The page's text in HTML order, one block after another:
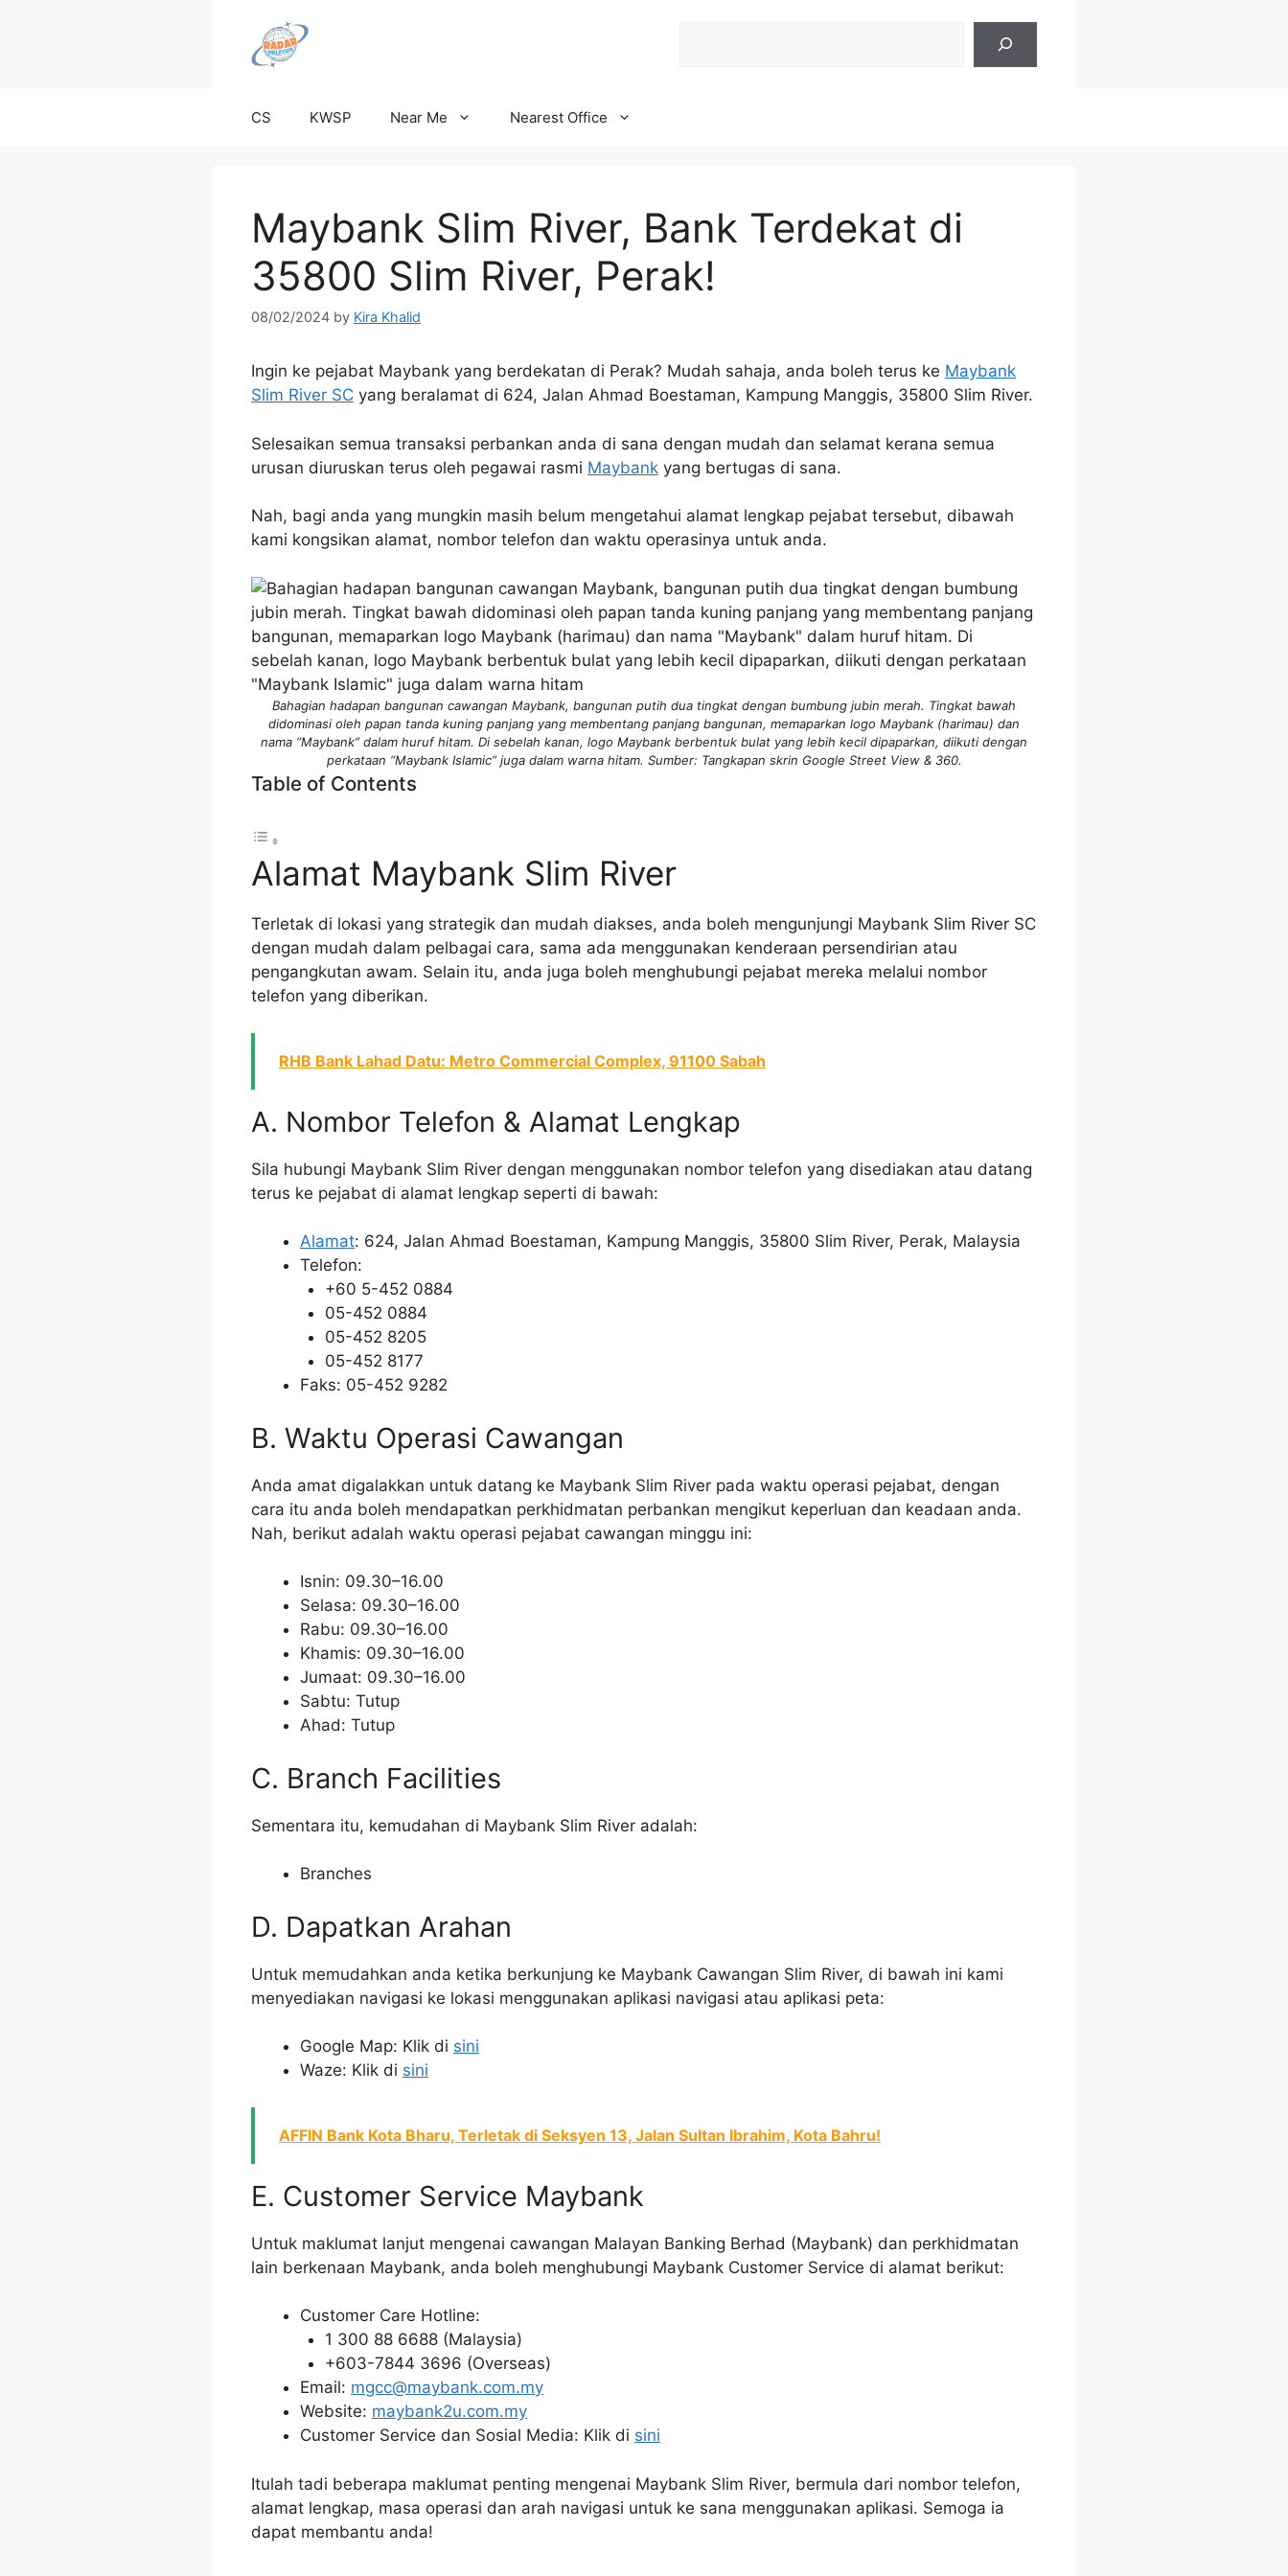
CS KWSP Near Me Nearest Office
Maybank Slim River, Bank Terdekat di
35800 Slim River, Perak!
08/02/2024 by Kira Khalid
Ingin ke pejabat Maybank yang berdekatan di Perak? Mudah sahaja, anda boleh terus ke Maybank
Slim River SC yang beralamat di 624, Jalan Ahmad Boestaman, Kampung Manggis, 35800 Slim River.
Selesaikan semua transaksi perbankan anda di sana dengan mudah dan selamat kerana semua
urusan diuruskan terus oleh pegawai rasmi Maybank yang bertugas di sana.
Nah, bagi anda yang mungkin masih belum mengetahui alamat lengkap pejabat tersebut, dibawah
kami kongsikan alamat, nombor telefon dan waktu operasinya untuk anda.
Bahagian hadapan bangunan cawangan Maybank, bangunan putih dua tingkat dengan bumbung jubin merah. Tingkat bawah
didominasi oleh papan tanda kuning panjang yang membentang panjang bangunan, memaparkan logo Maybank (harimau) dan
nama “Maybank” dalam huruf hitam. Di sebelah kanan, logo Maybank berbentuk bulat yang lebih kecil dipaparkan, diikuti dengan
perkataan “Maybank Islamic” juga dalam warna hitam. Sumber: Tangkapan skrin Google Street View & 360.
Table of Contents
Alamat Maybank Slim River
Terletak di lokasi yang strategik dan mudah diakses, anda boleh mengunjungi Maybank Slim River SC
dengan mudah dalam pelbagai cara, sama ada menggunakan kenderaan persendirian atau
pengangkutan awam. Selain itu, anda juga boleh menghubungi pejabat mereka melalui nombor
telefon yang diberikan.
RHB Bank Lahad Datu: Metro Commercial Complex, 91100 Sabah
A. Nombor Telefon & Alamat Lengkap
Sila hubungi Maybank Slim River dengan menggunakan nombor telefon yang disediakan atau datang
terus ke pejabat di alamat lengkap seperti di bawah:
Alamat: 624, Jalan Ahmad Boestaman, Kampung Manggis, 35800 Slim River, Perak, Malaysia
Telefon:
+60 5-452 0884
05-452 0884
05-452 8205
05-452 8177
Faks: 05-452 9282
B. Waktu Operasi Cawangan
Anda amat digalakkan untuk datang ke Maybank Slim River pada waktu operasi pejabat, dengan
cara itu anda boleh mendapatkan perkhidmatan perbankan mengikut keperluan dan keadaan anda.
Nah, berikut adalah waktu operasi pejabat cawangan minggu ini:
Isnin: 09.30–16.00
Selasa: 09.30–16.00
Rabu: 09.30–16.00
Khamis: 09.30–16.00
Jumaat: 09.30–16.00
Sabtu: Tutup
Ahad: Tutup
C. Branch Facilities
Sementara itu, kemudahan di Maybank Slim River adalah:
Branches
D. Dapatkan Arahan
Untuk memudahkan anda ketika berkunjung ke Maybank Cawangan Slim River, di bawah ini kami
menyediakan navigasi ke lokasi menggunakan aplikasi navigasi atau aplikasi peta:
Google Map: Klik di sini
Waze: Klik di sini
AFFIN Bank Kota Bharu, Terletak di Seksyen 13, Jalan Sultan Ibrahim, Kota Bahru!
E. Customer Service Maybank
Untuk maklumat lanjut mengenai cawangan Malayan Banking Berhad (Maybank) dan perkhidmatan
lain berkenaan Maybank, anda boleh menghubungi Maybank Customer Service di alamat berikut:
Customer Care Hotline:
1 300 88 6688 (Malaysia)
+603-7844 3696 (Overseas)
Email: mgcc@maybank.com.my
Website: maybank2u.com.my
Customer Service dan Sosial Media: Klik di sini
Itulah tadi beberapa maklumat penting mengenai Maybank Slim River, bermula dari nombor telefon,
alamat lengkap, masa operasi dan arah navigasi untuk ke sana menggunakan aplikasi. Semoga ia
dapat membantu anda!